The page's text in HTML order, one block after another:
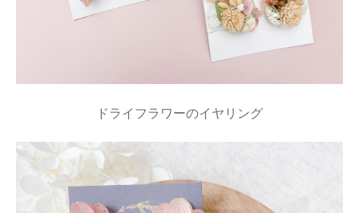
ドライフラワーのイヤリング